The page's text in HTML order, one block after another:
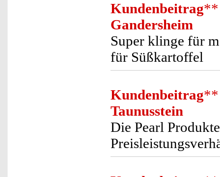
Kundenbeitrag**
Gandersheim
Super klinge für
für Süßkartoffel
Kundenbeitrag**
Taunusstein
Die Pearl